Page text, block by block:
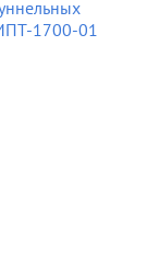
1700-01